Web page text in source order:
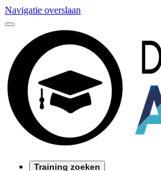
Navigatie overslaan
Training zoeken